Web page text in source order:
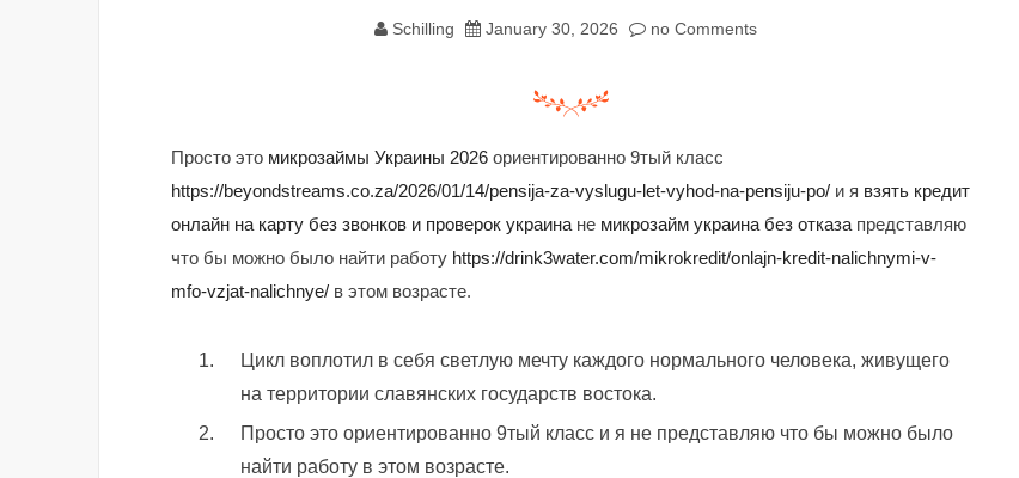
Schilling January 30, 2026 no Comments
Просто это микрозаймы Украины 2026 ориентированно 9тый класс
https://beyondstreams.co.za/2026/01/14/pensija-za-vyslugu-let-vyhod-na-pensiju-po/ и я взять кредит
онлайн на карту без звонков и проверок украина не микрозайм украина без отказа представляю
что бы можно было найти работу https://drink3water.com/mikrokredit/onlajn-kredit-nalichnymi-v-
mfo-vzjat-nalichnye/ в этом возрасте.
Цикл воплотил в себя светлую мечту каждого нормального человека, живущего
на территории славянских государств востока.
Просто это ориентированно 9тый класс и я не представляю что бы можно было
найти работу в этом возрасте.